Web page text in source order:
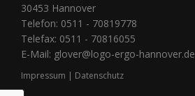
30453 Hannover
Telefon: 0511 - 70819778
Telefax: 0511 - 70816055
E-Mail: glover@logo-ergo-hannover.de
Impressum | Datenschutz